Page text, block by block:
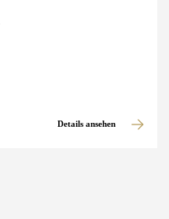
Details ansehen